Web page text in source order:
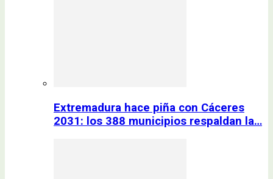
Extremadura hace piña con Cáceres
2031: los 388 municipios respaldan la…